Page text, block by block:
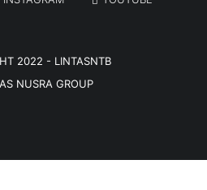
2022 - LINTASNTB
NUSRA GROUP